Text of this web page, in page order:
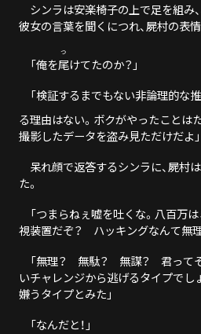
シンラは安楽椅子の上で足を組み
彼女の言葉を聞くにつれ、屍村の表
「俺を尾
つ
けてたのか？」
「検証するまでもない非論理的な
る理由はない。ボクがやったことは
撮影したデータを盗み見ただけだよ」
呆れ顔で返答するシンラに、屍村
た。
「つまらねぇ嘘を吐くな。八百万
視装置だぞ？ ハッキングなんて無理
「無理？ 無駄？ 無謀？ 君って
いチャレンジから逃げるタイプでし
嫌うタイプとみた」
「なんだと！」